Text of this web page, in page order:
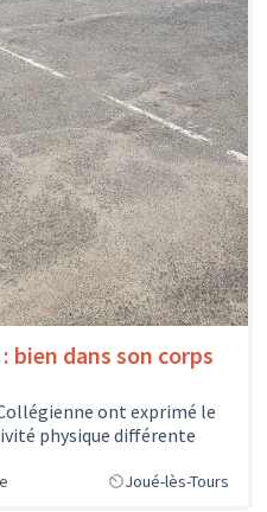
bien dans son corps
ont exprimé le
physique différente
Joué-lès-Tours